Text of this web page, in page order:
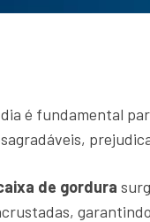
é fundamental
de gordura